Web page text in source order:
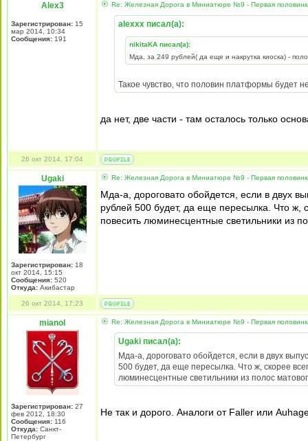
Alex3
Зарегистрирован: 15
мар 2014, 10:34
Сообщения: 191
Re: Железная Дорога в Миниатюре №9 - Первая
alexxx писал(а):
nikitaKA писал(а):
Мда, за 249 рублей( да еще и накрутка киоска) -
Такое чувство, что половин платформы будет
да нет, две части - там осталось только
26 окт 2014, 17:04
Ugaki
Зарегистрирован: 18
окт 2014, 15:15
Сообщения: 520
Откуда: Акибастар
Re: Железная Дорога в Миниатюре №9 - Первая
Мда-а, дороговато обойдется, если в двух
рублей 500 будет, да еще пересылка. Что
повесить люминесцентные светильники из
26 окт 2014, 17:23
mianol
Зарегистрирован: 27
фев 2012, 18:30
Сообщения: 116
Откуда: Санкт-
Петербург
Re: Железная Дорога в Миниатюре №9 - Первая
Ugaki писал(а):
Мда-а, дороговато обойдется, если в двух
500 будет, да еще пересылка. Что ж, скорее
люминесцентные светильники из полос
Не так и дорого. Аналоги от Faller или